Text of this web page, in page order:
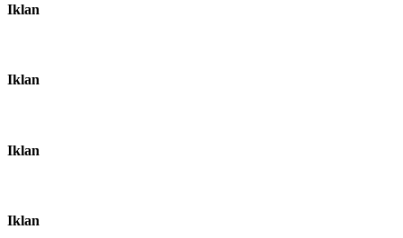
Iklan
Iklan
Iklan
Iklan